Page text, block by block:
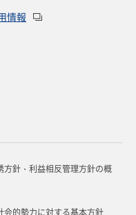
情報
方針・利益相反管理方針の概
会的勢力に対する基本方針